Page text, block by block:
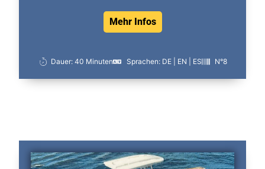
Mehr Infos
Dauer: 40 Minuten Sprachen: DE | EN | ES N°8